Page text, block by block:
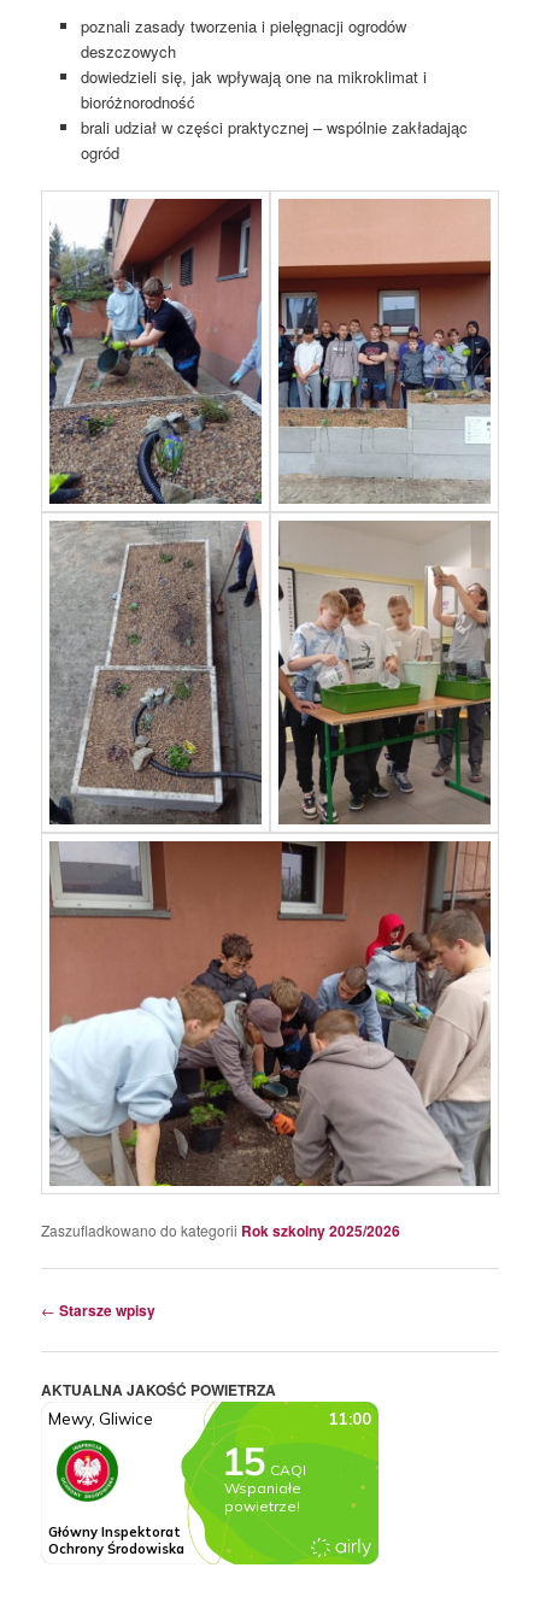
poznali zasady tworzenia i pielęgnacji ogrodów
deszczowych
dowiedzieli się, jak wpływają one na mikroklimat i
bioróżnorodność
brali udział w części praktycznej – wspólnie zakładając
ogród
Zaszufladkowano do kategorii Rok szkolny 2025/2026
Nawigacja
← Starsze wpisy
AKTUALNA JAKOŚĆ POWIETRZA